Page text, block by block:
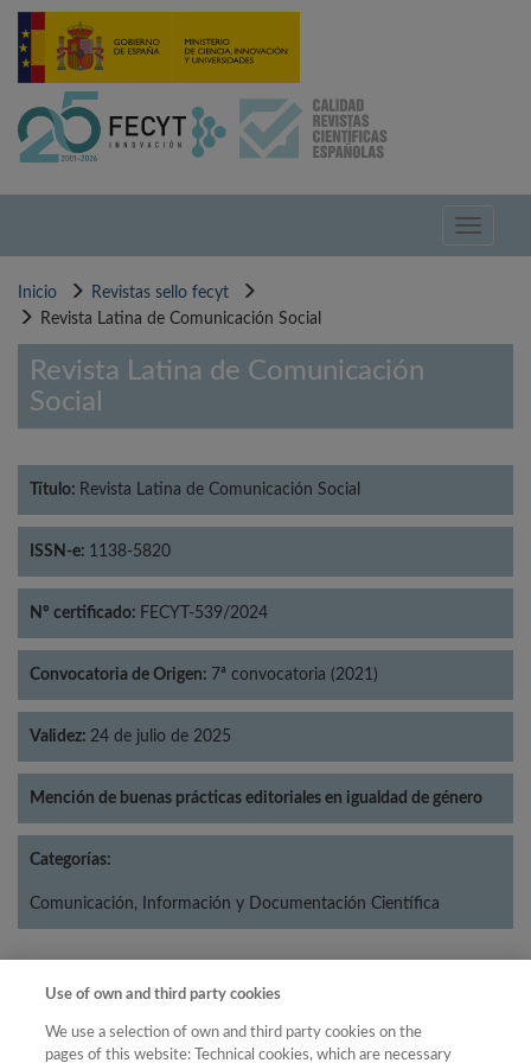
Pasar
contenido
Toggle
Inicio
Revistas sello fecyt
Revista Latina de Comunicación Social
Revista Latina de Comunicación
Social
Título: Revista Latina de Comunicación Social
ISSN-e: 1138-5820
Nº certificado: FECYT-539/2024
Convocatoria de Origen: 7ª convocatoria (2021)
Validez: 24 de julio de 2025
Mención de buenas prácticas editoriales en igualdad de género
Categorías:
Comunicación, Información y Documentación Científica
Año Filtrar
Use of own and third party cookies
We use a selection of own and third party cookies on the
pages of this website: Technical cookies, which are necessary